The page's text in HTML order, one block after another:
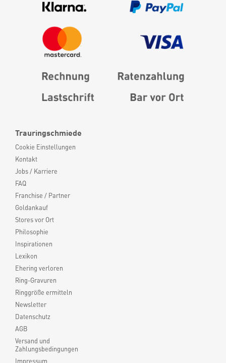
Trauringschmiede
Cookie Einstellungen
Kontakt
Jobs / Karriere
FAQ
Franchise / Partner
Goldankauf
Stores vor Ort
Philosophie
Inspirationen
Lexikon
Ehering verloren
Ring-Gravuren
Ringgröße ermitteln
Newsletter
Datenschutz
AGB
Versand und
Zahlungsbedingungen
Impressum